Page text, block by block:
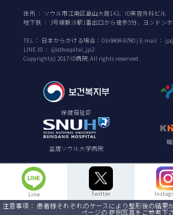
Line Twitter
住所 ： ソウル市江南区島山大路142、ID美容外科ビル
地下鉄 ： 3号線新沙駅1番出口から徒歩5分、ヨンドン
TEL ： 日本からかける場合： 03-6868-8780 | E-mail ：
LINE ID ： @idhospital_jp2
Copyright(c) 2017 ID病院. All rights reserved.
保健福祉部
盆唐ソウル大学病院
注意事項： 患者様それぞれのケースにより整形後の結果
ページの 症例写真をご参考下